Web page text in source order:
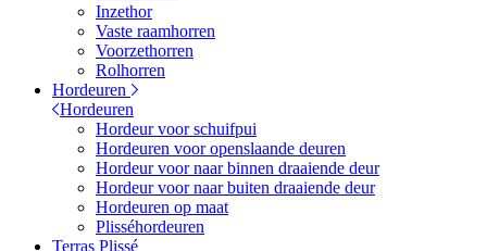
Inzethor
Vaste raamhorren
Voorzethorren
Rolhorren
Hordeuren
Hordeuren
Hordeur voor schuifpui
Hordeuren voor openslaande deuren
Hordeur voor naar binnen draaiende deur
Hordeur voor naar buiten draaiende deur
Hordeuren op maat
Plisséhordeuren
Terras Plissé